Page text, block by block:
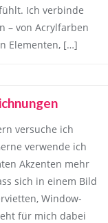
Ich verbinde
– von Acrylfarben
Elementen, […]
versuche ich
verwende ich
Akzenten mehr
sich in einem Bild
Window-
für mich dabei